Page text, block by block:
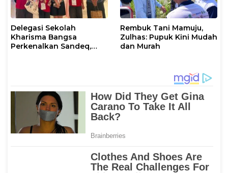
Delegasi Sekolah
Kharisma Bangsa
Perkenalkan Sandeq,
Rembuk Tani Mamuju,
Zulhas: Pupuk Kini Mudah
dan Murah